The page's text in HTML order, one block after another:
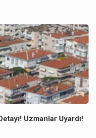
Uzmanlar Uyardı!